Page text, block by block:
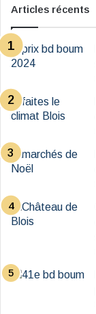
Articles récents